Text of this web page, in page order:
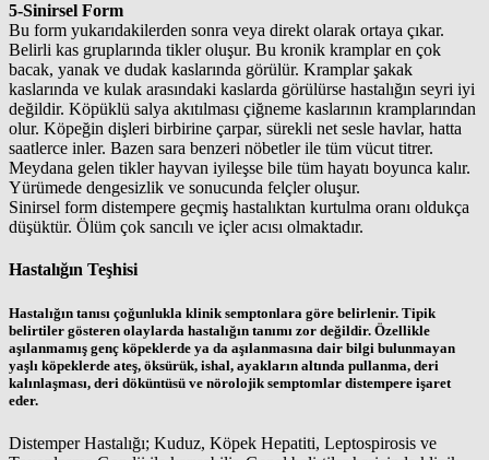
5-Sinirsel Form
Bu form yukarıdakilerden sonra veya direkt olarak ortaya çıkar.
Belirli kas gruplarında tikler oluşur. Bu kronik kramplar en çok
bacak, yanak ve dudak kaslarında görülür. Kramplar şakak
kaslarında ve kulak arasındaki kaslarda görülürse hastalığın seyri iyi
değildir. Köpüklü salya akıtılması çiğneme kaslarının kramplarından
olur. Köpeğin dişleri birbirine çarpar, sürekli net sesle havlar, hatta
saatlerce inler. Bazen sara benzeri nöbetler ile tüm vücut titrer.
Meydana gelen tikler hayvan iyileşse bile tüm hayatı boyunca kalır.
Yürümede dengesizlik ve sonucunda felçler oluşur.
Sinirsel form distempere geçmiş hastalıktan kurtulma oranı oldukça
düşüktür. Ölüm çok sancılı ve içler acısı olmaktadır.
Hastalığın Teşhisi
Hastalığın tanısı çoğunlukla klinik semptonlara göre belirlenir. Tipik
belirtiler gösteren olaylarda hastalığın tanımı zor değildir. Özellikle
aşılanmamış genç köpeklerde ya da aşılanmasına dair bilgi bulunmayan
yaşlı köpeklerde ateş, öksürük, ishal, ayakların altında pullanma, deri
kalınlaşması, deri döküntüsü ve nörolojik semptomlar distempere işaret
eder.
Distemper Hastalığı; Kuduz, Köpek Hepatiti, Leptospirosis ve